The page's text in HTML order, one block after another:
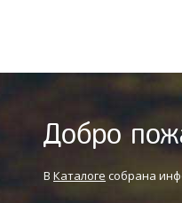
Добро
В Каталоге собрана